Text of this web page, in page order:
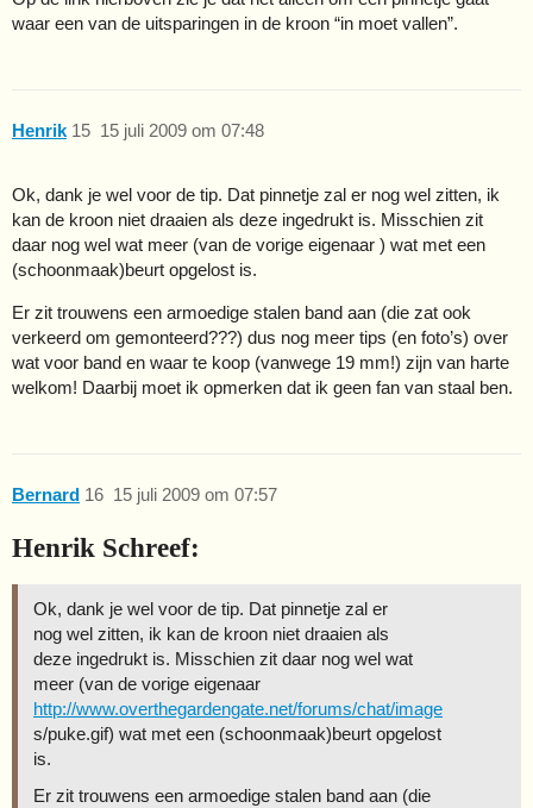
waar een van de uitsparingen in de kroon “in moet vallen”.
Henrik 15 juli 2009 om 07:48
15
Ok, dank je wel voor de tip. Dat pinnetje zal er nog wel zitten, ik
kan de kroon niet draaien als deze ingedrukt is. Misschien zit
daar nog wel wat meer (van de vorige eigenaar ) wat met een
(schoonmaak)beurt opgelost is.
Er zit trouwens een armoedige stalen band aan (die zat ook
verkeerd om gemonteerd???) dus nog meer tips (en foto’s) over
wat voor band en waar te koop (vanwege 19 mm!) zijn van harte
welkom! Daarbij moet ik opmerken dat ik geen fan van staal ben.
Bernard 15 juli 2009 om 07:57
16
Henrik Schreef:
Ok, dank je wel voor de tip. Dat pinnetje zal er
nog wel zitten, ik kan de kroon niet draaien als
deze ingedrukt is. Misschien zit daar nog wel wat
meer (van de vorige eigenaar
http://www.overthegardengate.net/forums/chat/image
s/puke.gif) wat met een (schoonmaak)beurt opgelost
is.
Er zit trouwens een armoedige stalen band aan (die